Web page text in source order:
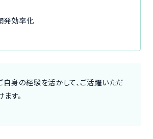
発効率化
自身の経験を活かして、ご活躍いただ
ます。